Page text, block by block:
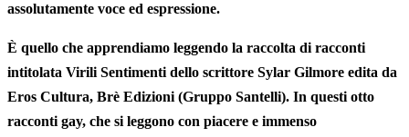
assolutamente voce ed espressione.
È quello che apprendiamo leggendo la raccolta di racconti
intitolata Virili Sentimenti dello scrittore Sylar Gilmore edita da
Eros Cultura, Brè Edizioni (Gruppo Santelli). In questi otto
racconti gay, che si leggono con piacere e immenso